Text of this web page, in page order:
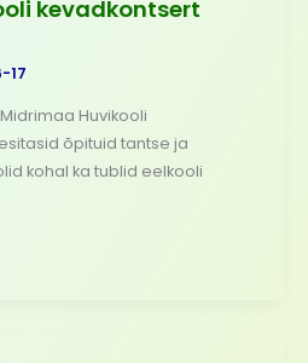
kevadkontsert
17
Huvikooli
õpituid tantse ja
kohal ka tublid eelkooli